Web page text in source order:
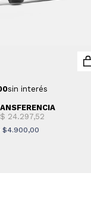
$4.900,00